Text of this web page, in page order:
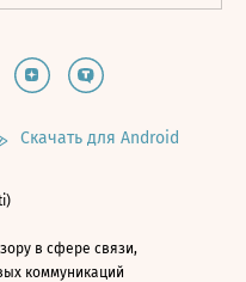
Скачать для Android
в сфере связи,
коммуникаций